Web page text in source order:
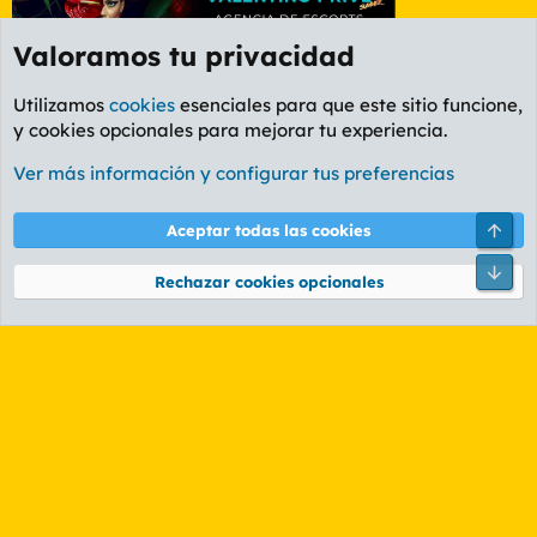
Foro General
Cookies
PL OLDSTYLE AMARILLO
Términos y reglas Política de privacidad Ayuda
Community platform by XenForo® © 2010-2026 XenForo Ltd.
Valoramos tu privacidad
Utilizamos cookies esenciales para que este sitio funcione,
y cookies opcionales para mejorar tu experiencia.
Ver más información y configurar tus preferencias
Aceptar todas las cookies
Rechazar cookies opcionales
Pie